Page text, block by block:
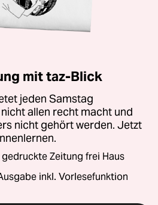
mit taz-Blick
jeden Samstag
allen recht macht und
nicht gehört werden. Jetzt
Zeitung frei Haus
inkl. Vorlesefunktion